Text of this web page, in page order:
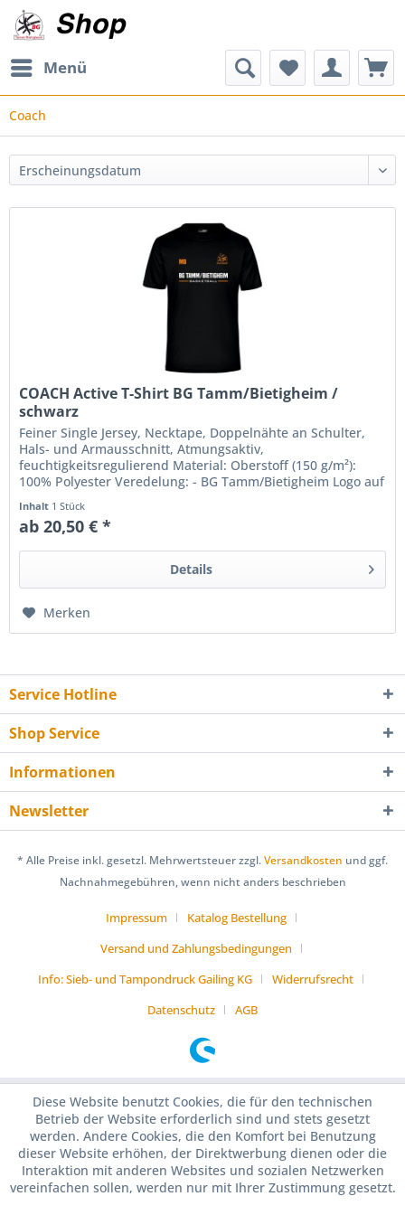
Menü
Coach
COACH Active T-Shirt BG Tamm/Bietigheim /
schwarz
Feiner Single Jersey, Necktape, Doppelnähte an Schulter,
Hals- und Armausschnitt, Atmungsaktiv,
feuchtigkeitsregulierend Material: Oberstoff (150 g/m²):
100% Polyester Veredelung: - BG Tamm/Bietigheim Logo auf
Inhalt 1 Stück
ab 20,50 € *
Details
Merken
Service Hotline
Shop Service
Informationen
Newsletter
* Alle Preise inkl. gesetzl. Mehrwertsteuer zzgl.Versandkosten und ggf.
Nachnahmegebühren, wenn nicht anders beschrieben
Impressum
Katalog Bestellung
Versand und Zahlungsbedingungen
Info: Sieb- und Tampondruck Gailing KG
Widerrufsrecht
Datenschutz
AGB
Diese Website benutzt Cookies, die für den technischen
Betrieb der Website erforderlich sind und stets gesetzt
werden. Andere Cookies, die den Komfort bei Benutzung
dieser Website erhöhen, der Direktwerbung dienen oder die
Interaktion mit anderen Websites und sozialen Netzwerken
vereinfachen sollen, werden nur mit Ihrer Zustimmung gesetzt.